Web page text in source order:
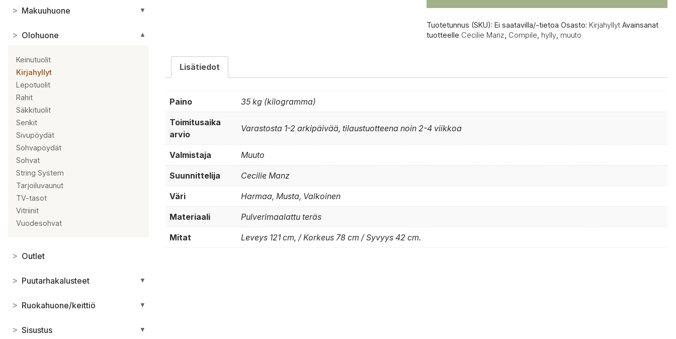
> Makuuhuone ▼
> Olohuone ▼
Keinutuolit
Kirjahyllyt
Lepotuolit
Rahit
Säkkituolit
Senkit
Sivupöydät
Sohvapöydät
Sohvat
String System
Tarjoiluvaunut
TV-tasot
Vitriinit
Vuodesohvat
> Outlet
> Puutarhakalusteet ▼
> Ruokahuone/keittiö ▼
> Sisustus ▼
Tuotetunnus (SKU): Ei saatavilla/-tietoa Osasto: Kirjahyllyt Avainsanat
tuotteelle Cecilie Manz Compile hylly, muuto
Lisätiedot
Paino 35 kg (kilogramma)
Toimitusaika
arvio
Varastosta 1-2 arkipäivää, tilaustuotteena noin 2-4 viikkoa
Valmistaja Muuto
Suunnittelija Cecilie Manz
Väri Harmaa, Musta, Valkoinen
Materiaali Pulverimaalattu teräs
Mitat Leveys 121 cm, / Korkeus 78 cm / Syvyys 42 cm.